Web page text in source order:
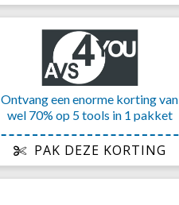
Ontvang een enorme korting van
wel 70% op 5 tools in 1 pakket
PAK DEZE KORTING